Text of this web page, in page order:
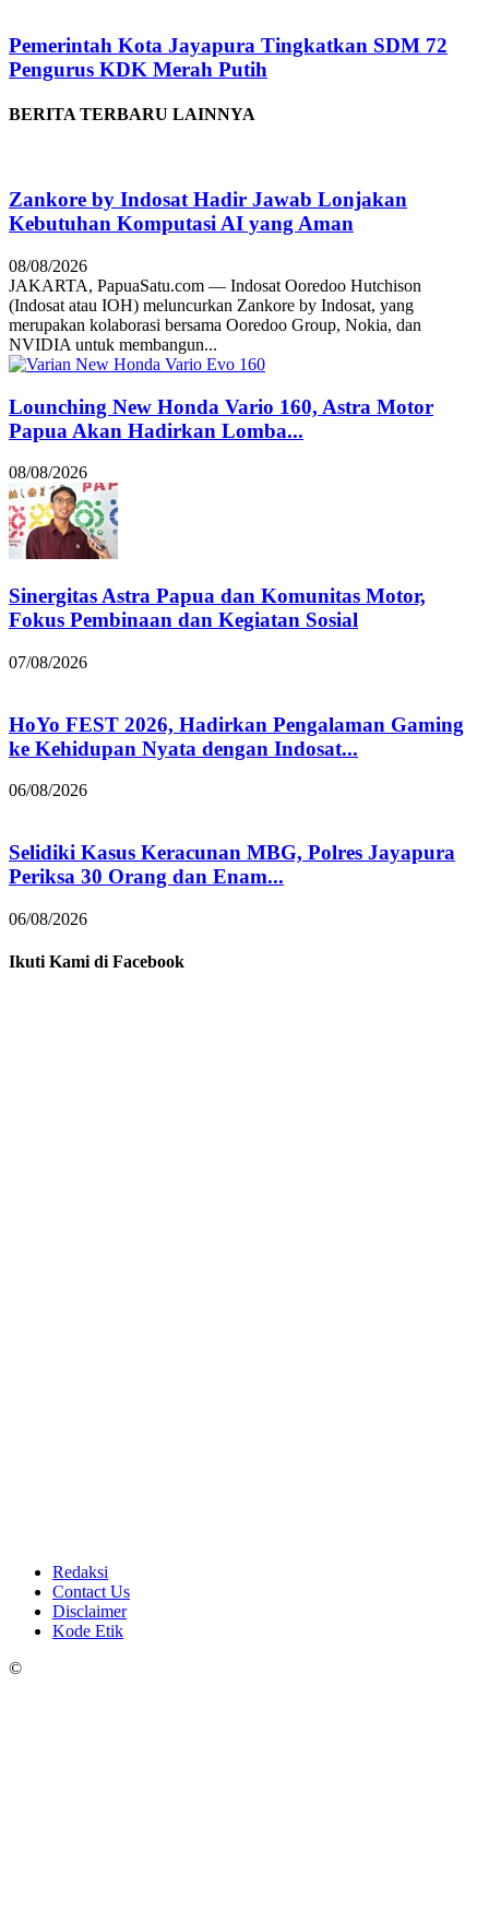
Pemerintah Kota Jayapura Tingkatkan SDM 72
Pengurus KDK Merah Putih
BERITA TERBARU LAINNYA
Zankore by Indosat Hadir Jawab Lonjakan
Kebutuhan Komputasi AI yang Aman
08/08/2026
JAKARTA, PapuaSatu.com — Indosat Ooredoo Hutchison
(Indosat atau IOH) meluncurkan Zankore by Indosat, yang
merupakan kolaborasi bersama Ooredoo Group, Nokia, dan
NVIDIA untuk membangun...
Lounching New Honda Vario 160, Astra Motor
Papua Akan Hadirkan Lomba...
08/08/2026
Sinergitas Astra Papua dan Komunitas Motor,
Fokus Pembinaan dan Kegiatan Sosial
07/08/2026
HoYo FEST 2026, Hadirkan Pengalaman Gaming
ke Kehidupan Nyata dengan Indosat...
06/08/2026
Selidiki Kasus Keracunan MBG, Polres Jayapura
Periksa 30 Orang dan Enam...
06/08/2026
Ikuti Kami di Facebook
Redaksi
Contact Us
Disclaimer
Kode Etik
©